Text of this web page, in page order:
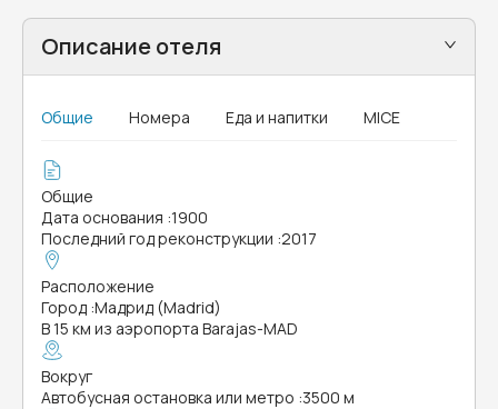
Описание отеля
Общие Номера Еда и напитки MICE
Общие
Дата основания :1900
Последний год реконструкции :2017
Расположение
Город :Мадрид (Madrid)
В 15 км из аэропорта Barajas-MAD
Вокруг
Автобусная остановка или метро :3500 м